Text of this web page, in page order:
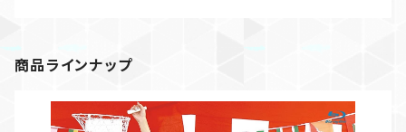
商品ラインナップ